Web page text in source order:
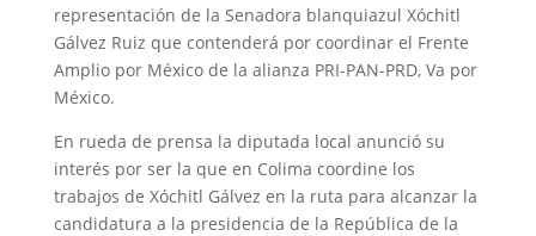
representación de la Senadora blanquiazul Xóchitl
Gálvez Ruiz que contenderá por coordinar el Frente
Amplio por México de la alianza PRI-PAN-PRD, Va por
México.
En rueda de prensa la diputada local anunció su
interés por ser la que en Colima coordine los
trabajos de Xóchitl Gálvez en la ruta para alcanzar la
candidatura a la presidencia de la República de la